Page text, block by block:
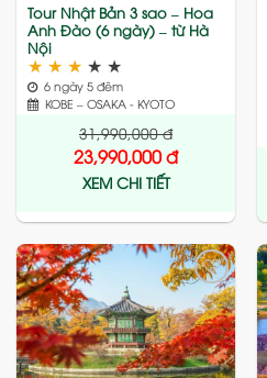
Tour Nhật Bản 3 sao – Hoa
Anh Đào (6 ngày) – từ Hà
Nội
★ ★ ★ ★ ★
6 ngày 5 đêm
KOBE – OSAKA - KYOTO
31,990,000đ
23,990,000đ
XEM CHI TIẾT
Add
to
wishlist